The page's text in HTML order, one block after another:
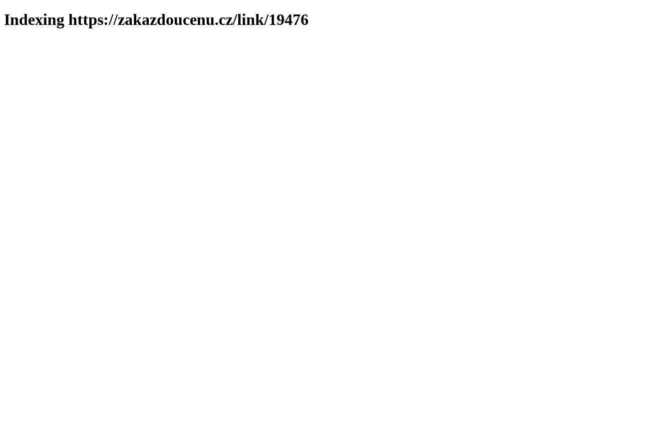
Indexing https://zakazdoucenu.cz/link/19476